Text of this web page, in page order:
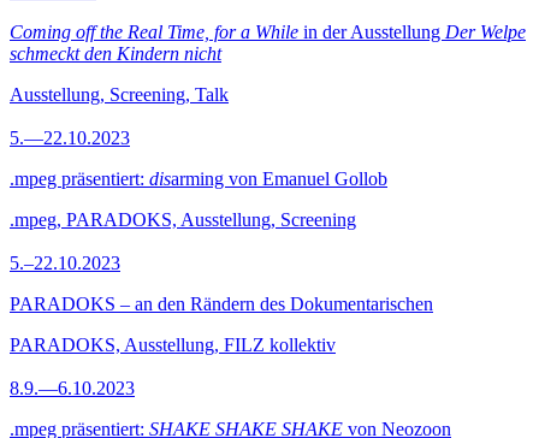
Coming off the Real Time, for a While in der Ausstellung Der Welpe
schmeckt den Kindern nicht
Ausstellung, Screening, Talk
5.—22.10.2023
.mpeg präsentiert: disarming von Emanuel Gollob
.mpeg, PARADOKS, Ausstellung, Screening
5.–22.10.2023
PARADOKS – an den Rändern des Dokumentarischen
PARADOKS, Ausstellung, FILZ kollektiv
8.9.—6.10.2023
.mpeg präsentiert: SHAKE SHAKE SHAKE von Neozoon